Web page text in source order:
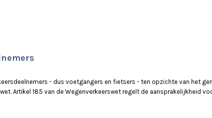
- dus voetgangers en fietsers - ten opzichte van het
Artikel 185 van de Wegenverkeerswet regelt de aansprakelijkheid